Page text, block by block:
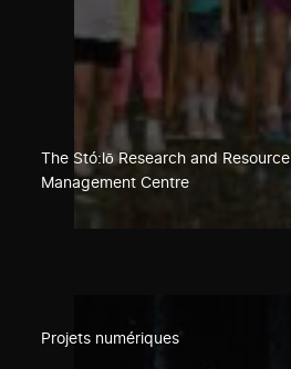
The Stó:lō Research and Resource
Management Centre
Projets numériques